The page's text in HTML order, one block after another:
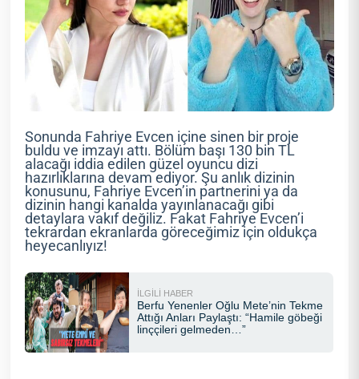
Sonunda Fahriye Evcen içine sinen bir proje
buldu ve imzayı attı. Bölüm başı 130 bin TL
alacağı iddia edilen güzel oyuncu dizi
hazırlıklarına devam ediyor. Şu anlık dizinin
konusunu, Fahriye Evcen’in partnerini ya da
dizinin hangi kanalda yayınlanacağı gibi
detaylara vakıf değiliz. Fakat Fahriye Evcen’i
tekrardan ekranlarda göreceğimiz için oldukça
heyecanlıyız!